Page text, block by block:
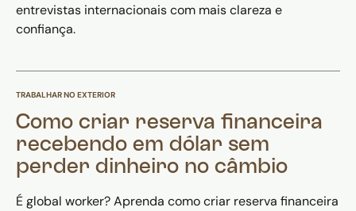
entrevistas internacionais com mais clareza e
confiança.
TRABALHAR NO EXTERIOR
Como criar reserva financeira
recebendo em dólar sem
perder dinheiro no câmbio
É global worker? Aprenda como criar reserva financeira